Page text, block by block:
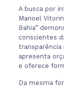
A busca por
Manoel
Bahia”
conscientes
transparência
apresenta
e oferece
Da mesma